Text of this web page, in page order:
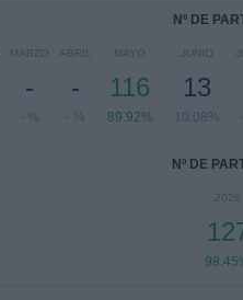
Nº DE
MARZO
-
- %
ABRIL
-
- %
MAYO
116
89.92%
JUNIO
13
10.08%
Nº DE
2026